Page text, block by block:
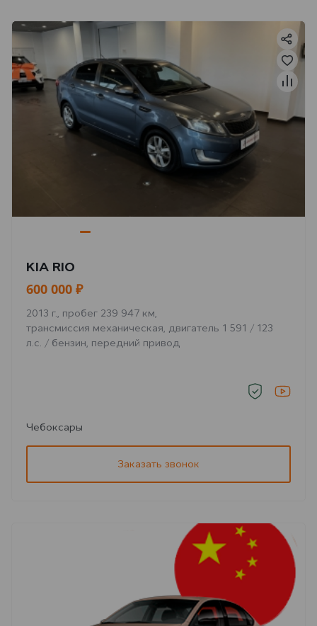
KIA RIO
600 000 ₽
2013 г., пробег 239 947 км,
трансмиссия механическая, двигатель 1 591 / 123
л.с. / бензин, передний привод
Чебоксары
Заказать звонок